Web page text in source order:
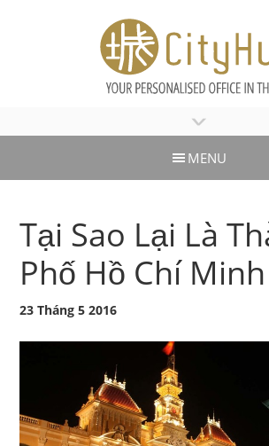
>
MENU
Tại Sao Lại Là
Phố Hồ Chí Minh
23 Tháng 5 2016